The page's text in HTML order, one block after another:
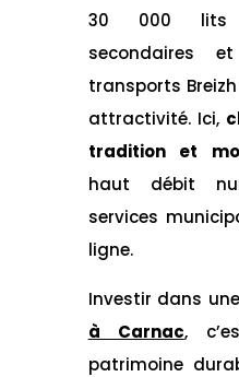
30 000 lits
secondaires
transports
attractivité. Ici,
tradition et
haut débit
services
ligne.
Investir dans une
à Carnac,
patrimoine